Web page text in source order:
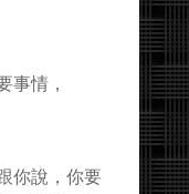
事情，
你說，你要